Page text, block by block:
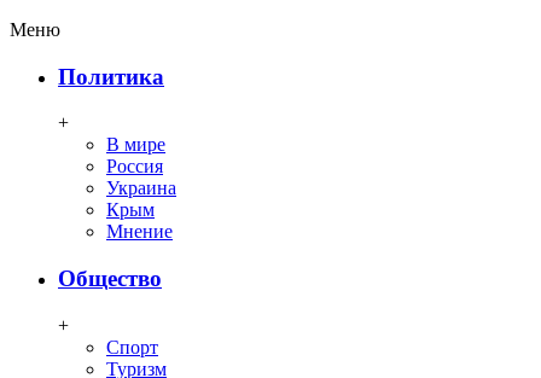
Меню
Политика
+
В мире
Россия
Украина
Крым
Мнение
Общество
+
Спорт
Туризм